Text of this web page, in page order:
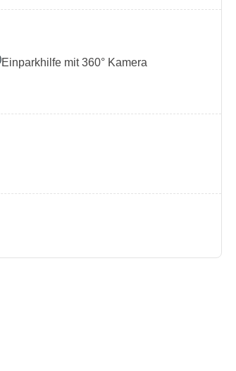
Einparkhilfe mit 360° Kamera